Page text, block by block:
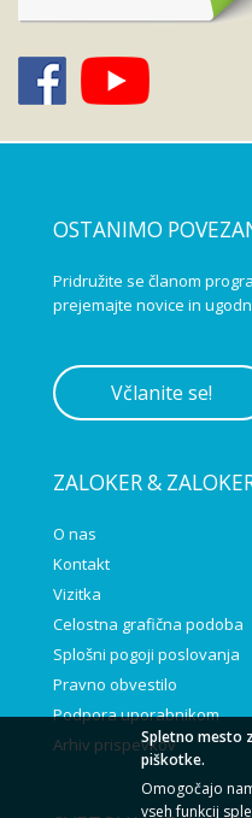
OSTANIMO
Pridružite se članom
prejemajte novice in
Včlanite se!
ZALOKER &
O nas
Kontakt
Vizitka
Celostna grafična podoba
Splošni pogoji poslovanja
Pravno obvestilo
Podpora uporabnikom
Arhiv prispevkovSpletno mesto
piškotke.
Omogočajo
vseh funkcij